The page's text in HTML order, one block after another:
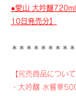
●愛山 大吟醸
10日発売分】
＊＊＊＊＊＊＊＊
【完売商品について
・大吟醸 水響華